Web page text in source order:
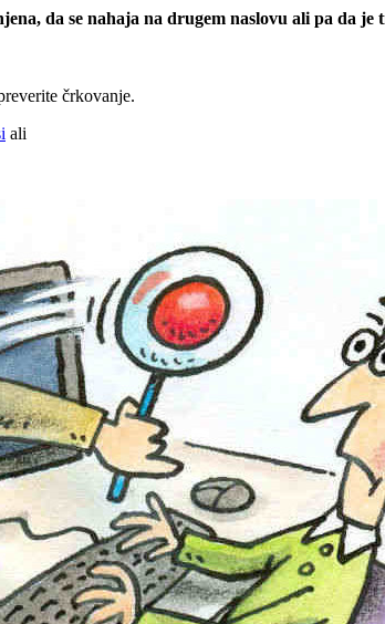
da se nahaja na drugem naslovu ali pa da je
črkovanje.
ali